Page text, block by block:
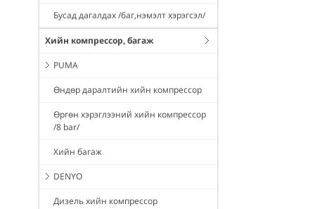
Бусад дагалдах /баг,нэмэлт хэрэгсэл/
Хийн компрессор, багаж
PUMA
Өндөр даралтийн хийн компрессор
Өргөн хэрэглээний хийн компрессор
/8 bar/
Хийн багаж
DENYO
Дизель хийн компрессор